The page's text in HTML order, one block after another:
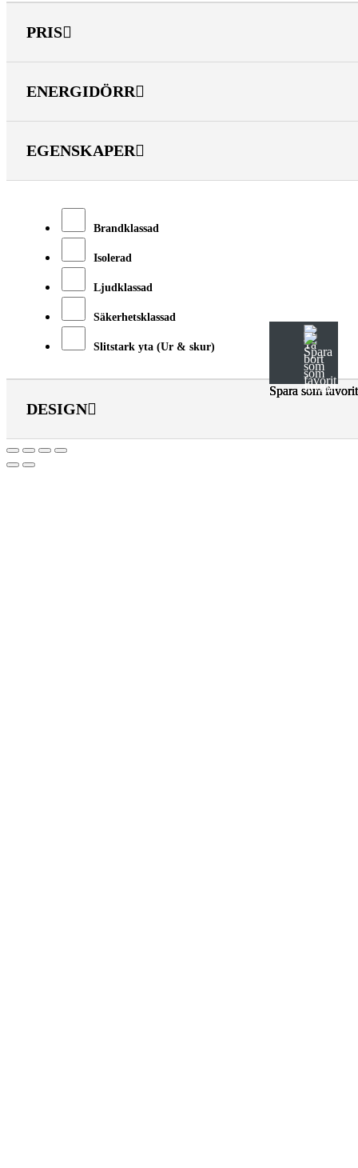
Spara som favorit
Spara som favorit
Spara som favorit
PRIS
ENERGIDÖRR
EGENSKAPER
Brandklassad
Isolerad
Ljudklassad
Säkerhetsklassad
Slitstark yta (Ur & skur)
DESIGN